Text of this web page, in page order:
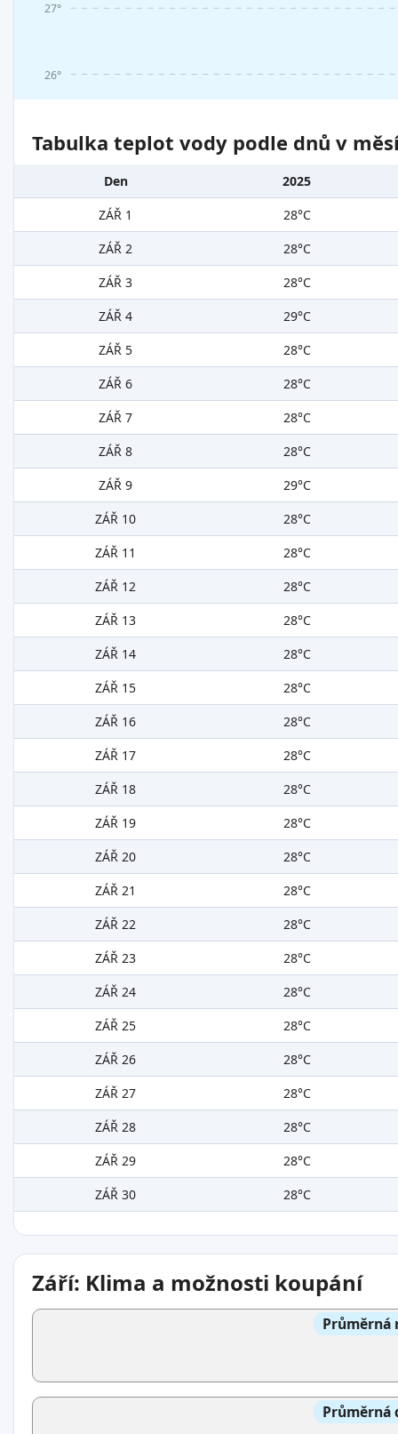
26°
27°
Tabulka teplot vody podle dnů v
Den
2025
ZÁŘ 1
28°C
ZÁŘ 2
28°C
ZÁŘ 3
28°C
ZÁŘ 4
29°C
ZÁŘ 5
28°C
ZÁŘ 6
28°C
ZÁŘ 7
28°C
ZÁŘ 8
28°C
ZÁŘ 9
29°C
ZÁŘ 10
28°C
ZÁŘ 11
28°C
ZÁŘ 12
28°C
ZÁŘ 13
28°C
ZÁŘ 14
28°C
ZÁŘ 15
28°C
ZÁŘ 16
28°C
ZÁŘ 17
28°C
ZÁŘ 18
28°C
ZÁŘ 19
28°C
ZÁŘ 20
28°C
ZÁŘ 21
28°C
ZÁŘ 22
28°C
ZÁŘ 23
28°C
ZÁŘ 24
28°C
ZÁŘ 25
28°C
ZÁŘ 26
28°C
ZÁŘ 27
28°C
ZÁŘ 28
28°C
ZÁŘ 29
28°C
ZÁŘ 30
28°C
Září: Klima a možnosti koupání
Průměrná
Průměrná